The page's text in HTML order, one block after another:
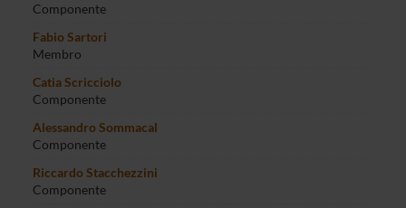
Componente
Fabio Sartori
Membro
Catia Scricciolo
Componente
Alessandro Sommacal
Componente
Riccardo Stacchezzini
Componente